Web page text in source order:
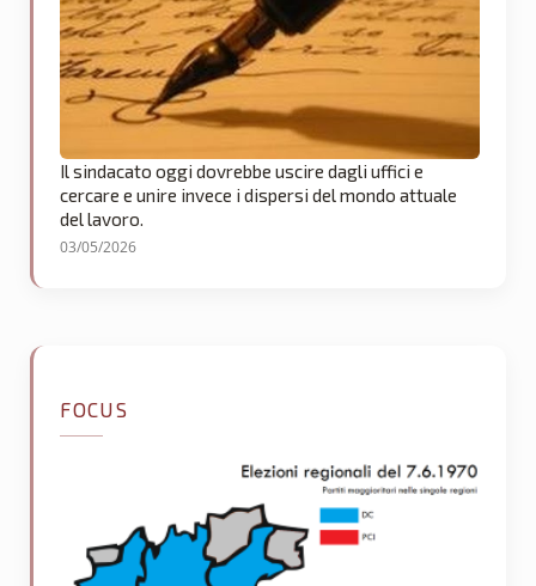
Il sindacato oggi dovrebbe uscire dagli uffici e
cercare e unire invece i dispersi del mondo attuale
del lavoro.
03/05/2026
FOCUS